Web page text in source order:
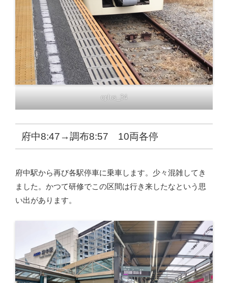
oplus_34
府中8:47→調布8:57 10両各停
府中駅から再び各駅停車に乗車します。少々混雑してき
ました。かつて研修でこの区間は行き来したなという思
い出があります。